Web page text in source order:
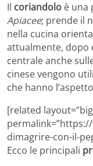
Il coriandolo è una
Apiacee; prende il
nella cucina
attualmente, dopo
centrale anche
cinese vengono
che hanno
[related
dimagrire-con-il-
Ecco le principali